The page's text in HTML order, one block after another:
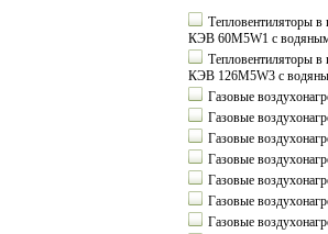
Тепловентиляторы в
КЭВ 60М5W1 с водяным
Тепловентиляторы в
КЭВ 126М5W3 с
Газовые
Газовые
Газовые
Газовые
Газовые
Газовые
Газовые